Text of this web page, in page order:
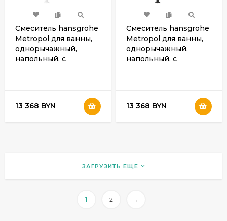
Смеситель hansgrohe
Metropol для ванны,
однорычажный,
напольный, с
13 368 BYN
Смеситель hansgrohe
Metropol для ванны,
однорычажный,
напольный, с
13 368 BYN
ЗАГРУЗИТЬ ЕЩЕ
1 2 →